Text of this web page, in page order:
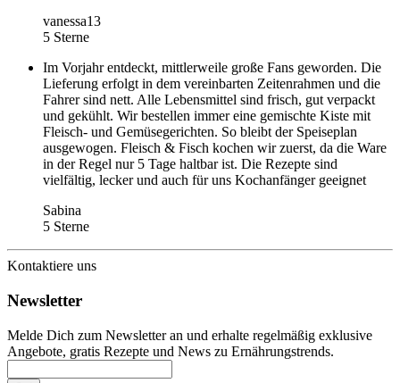
vanessa13
5 Sterne
Im Vorjahr entdeckt, mittlerweile große Fans geworden. Die
Lieferung erfolgt in dem vereinbarten Zeitenrahmen und die
Fahrer sind nett. Alle Lebensmittel sind frisch, gut verpackt
und gekühlt. Wir bestellen immer eine gemischte Kiste mit
Fleisch- und Gemüsegerichten. So bleibt der Speiseplan
ausgewogen. Fleisch & Fisch kochen wir zuerst, da die Ware
in der Regel nur 5 Tage haltbar ist. Die Rezepte sind
vielfältig, lecker und auch für uns Kochanfänger geeignet
Sabina
5 Sterne
Kontaktiere uns
Newsletter
Melde Dich zum Newsletter an und erhalte regelmäßig exklusive
Angebote, gratis Rezepte und News zu Ernährungstrends.